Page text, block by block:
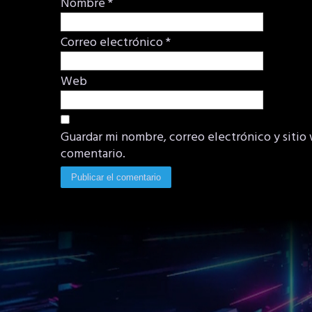
Nombre*
Correo electrónico*
Web
Guardar mi nombre, correo electrónico y sitio
comentario.